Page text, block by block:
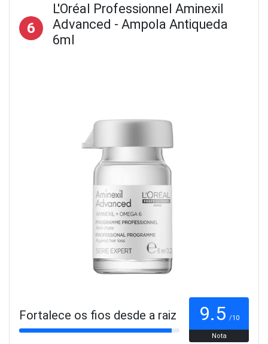
6
L'Oréal Professionnel Aminexil
Advanced - Ampola Antiqueda
6ml
Fortalece os fios desde a raiz 9.5 /10
Nota